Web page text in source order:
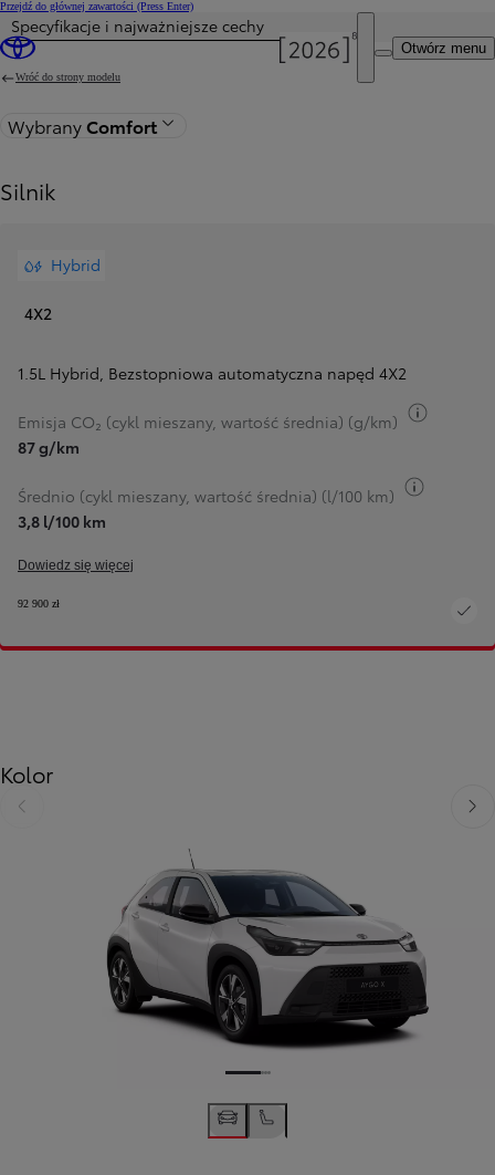
Przejdź do głównej zawartości (Press Enter)
Otwórz menu
Cena została zaktualizowana Cena Twojej konfiguracji została zmieniona na 92 900 zł.
Specyfikacje i najważniejsze cechy
Wróć do strony modelu
WybranyComfort
Silnik
Hybrid
4X2
1.5L Hybrid, Bezstopniowa automatyczna napęd 4X2
Emisja CO₂ (cykl mieszany, wartość średnia) (g/km)
87 g/km
Średnio (cykl mieszany, wartość średnia) (l/100 km)
3,8 l/100 km
Dowiedz się więcej
92 900 zł
Kolor
Poprzedni